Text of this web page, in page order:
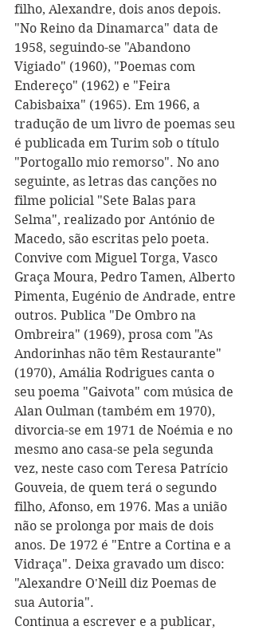
filho, Alexandre, dois anos depois.
"No Reino da Dinamarca" data de
1958, seguindo-se "Abandono
Vigiado" (1960), "Poemas com
Endereço" (1962) e "Feira
Cabisbaixa" (1965). Em 1966, a
tradução de um livro de poemas seu
é publicada em Turim sob o título
"Portogallo mio remorso". No ano
seguinte, as letras das canções no
filme policial "Sete Balas para
Selma", realizado por António de
Macedo, são escritas pelo poeta.
Convive com Miguel Torga, Vasco
Graça Moura, Pedro Tamen, Alberto
Pimenta, Eugénio de Andrade, entre
outros. Publica "De Ombro na
Ombreira" (1969), prosa com "As
Andorinhas não têm Restaurante"
(1970), Amália Rodrigues canta o
seu poema "Gaivota" com música de
Alan Oulman (também em 1970),
divorcia-se em 1971 de Noémia e no
mesmo ano casa-se pela segunda
vez, neste caso com Teresa Patrício
Gouveia, de quem terá o segundo
filho, Afonso, em 1976. Mas a união
não se prolonga por mais de dois
anos. De 1972 é "Entre a Cortina e a
Vidraça". Deixa gravado um disco:
"Alexandre O'Neill diz Poemas de
sua Autoria".
Continua a escrever e a publicar,